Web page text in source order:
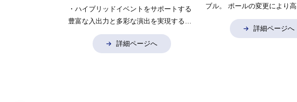
・ハイブリッドイベントをサポートする
豊富な入出力と多彩な演出を実現するた
めの機能を備えた可搬性の高いストリー
ミング・ビデオ・スイッチャー
・1080p
詳細ページへ
ブル。
ポールの変更により
詳細ページへ